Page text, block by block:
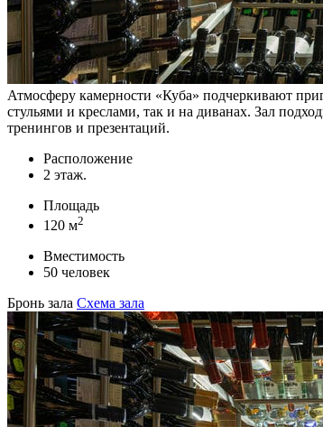
Атмосферу камерности «Куба» подчеркивают
стульями и креслами, так и на диванах. Зал
тренингов и презентаций.
Расположение
2 этаж.
Площадь
120 м2
Вместимость
50 человек
Бронь зала Схема зала